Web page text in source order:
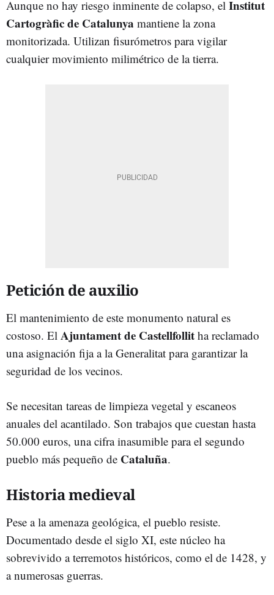
Aunque no hay riesgo inminente de colapso, el Institut
Cartogràfic de Catalunya mantiene la zona
monitorizada. Utilizan fisurómetros para vigilar
cualquier movimiento milimétrico de la tierra.
Petición de auxilio
El mantenimiento de este monumento natural es
costoso. El Ajuntament de Castellfollit ha reclamado
una asignación fija a la Generalitat para garantizar la
seguridad de los vecinos.
Se necesitan tareas de limpieza vegetal y escaneos
anuales del acantilado. Son trabajos que cuestan hasta
50.000 euros, una cifra inasumible para el segundo
pueblo más pequeño de Cataluña.
Historia medieval
Pese a la amenaza geológica, el pueblo resiste.
Documentado desde el siglo XI, este núcleo ha
sobrevivido a terremotos históricos, como el de 1428, y
a numerosas guerras.